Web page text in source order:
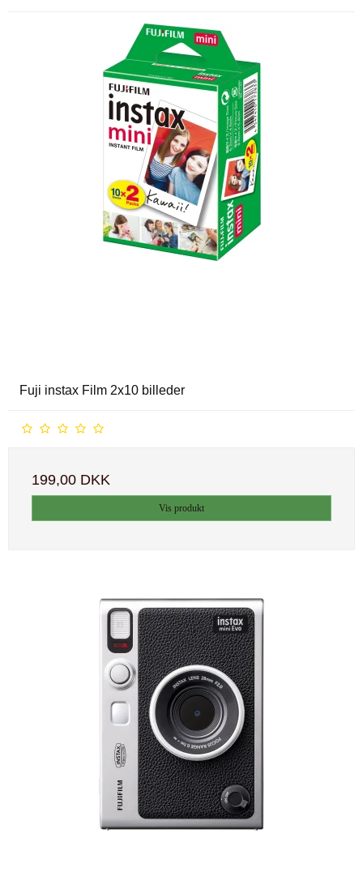
Fuji instax Film 2x10 billeder
199,00 DKK
Vis produkt